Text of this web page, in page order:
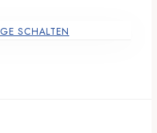
SCHALTEN